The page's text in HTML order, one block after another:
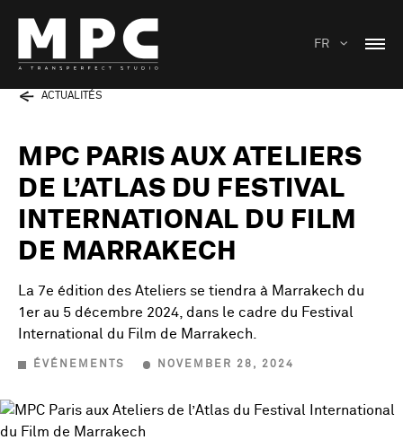
FR
ACTUALITÉS
MPC PARIS AUX ATELIERS
DE L’ATLAS DU FESTIVAL
INTERNATIONAL DU FILM
DE MARRAKECH
La 7e édition des Ateliers se tiendra à Marrakech du
1er au 5 décembre 2024, dans le cadre du Festival
International du Film de Marrakech.
ÉVÉNEMENTS NOVEMBER 28, 2024